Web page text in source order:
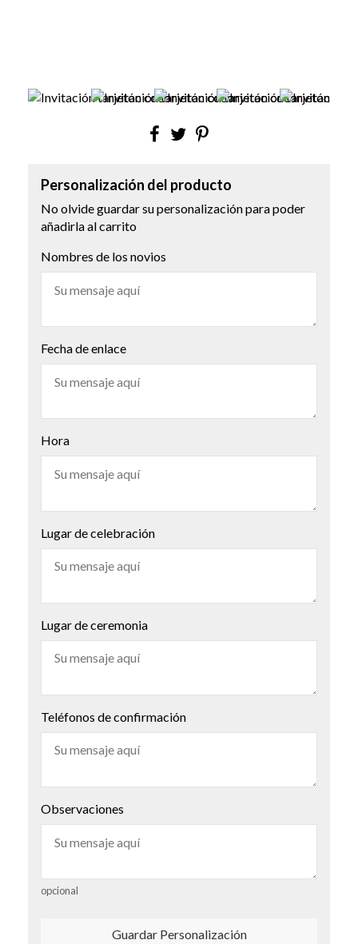
Personalización del producto
No olvide guardar su personalización para poder
añadirla al carrito
Nombres de los novios
Fecha de enlace
Hora
Lugar de celebración
Lugar de ceremonia
Teléfonos de confirmación
Observaciones
opcional
Guardar Personalización